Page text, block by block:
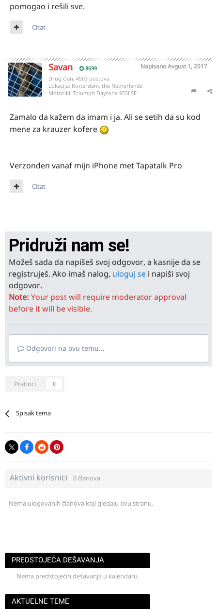
pomogao i rešili sve.
Citat
Savan 8699 NapisanoAvgust 1, 2017
Drug član, 4503 postova
Lokacija: Rotterdam, the Netherlands
Motocikl: Triumph Daytona 955i SE
Zamalo da kažem da imam i ja. Ali se setih da su kod
mene za krauzer kofere
Verzonden vanaf mijn iPhone met Tapatalk Pro
Citat
Pridruži nam se!
Možeš sada da napišeš svoj odgovor, a kasnije da se
registruješ. Ako imaš nalog, uloguj se i napiši svoj
odgovor.
Note: Your post will require moderator approval
before it will be visible.
Odgovori na ovu temu...
Pratioci 0
Spisak tema
Aktivni korisnici 0 članova
Nema ulogovanih članova koji gledaju ovu stranu.
PREDSTOJEĆA DEŠAVANJA
Nema predstojećih dešavanja u kalendaru.
AKTUELNE TEME